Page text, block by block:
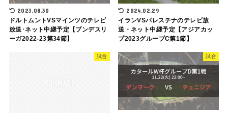
2023.08.30
ドルトムントVSマインツのテレビ
放送･ネット中継予定【ブンデスリ
ーガ2022-23第34節】
2024.02.29
イランVSパレスチナのテレビ放
送・ネット中継予定【アジアカッ
プ2023グループC第1節】
試合 試合